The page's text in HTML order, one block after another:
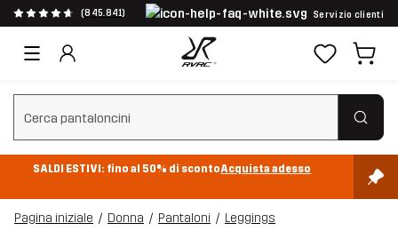
(845.841) Servizio clienti
Cancella ricerca
SALDI ESTIVI: fino al 50% di scontoAcquista adesso
Pagina iniziale Donna Pantaloni Leggings